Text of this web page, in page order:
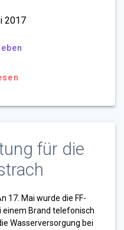
2017
für die
17. Mai wurde die FF-
einem Brand telefonisch
Wasserversorgung bei